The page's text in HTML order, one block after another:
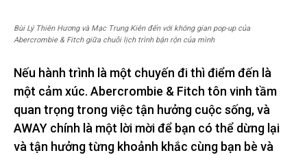
Bùi Lý Thiên Hương và Mạc Trung Kiên đến với không gian pop-up của
Abercrombie & Fitch giữa chuỗi lịch trình bận rộn của mình
Nếu hành trình là một chuyến đi thì điểm đến là
một cảm xúc. Abercrombie & Fitch tôn vinh tầm
quan trọng trong việc tận hưởng cuộc sống, và
AWAY chính là một lời mời để bạn có thể dừng lại
và tận hưởng từng khoảnh khắc cùng bạn bè và